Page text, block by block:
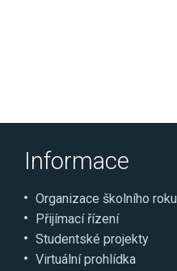
Informace
Organizace školního roku
Přijímací řízení
Studentské projekty
Virtuální prohlídka